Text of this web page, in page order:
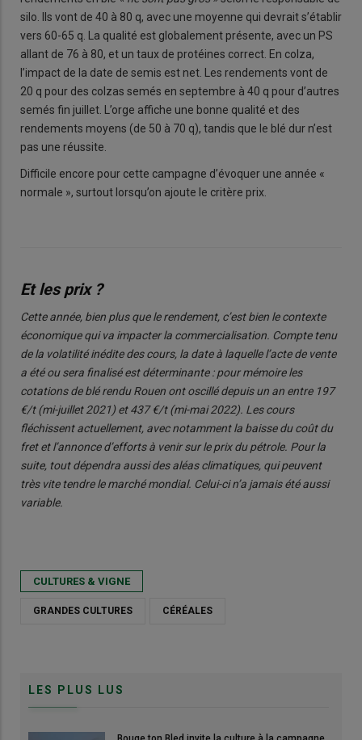
silo. Ils vont de 40 à 80 q, avec une moyenne qui devrait s’établir
vers 60-65 q. La qualité est globalement présente, avec un PS
allant de 76 à 80, et un taux de protéines correct. En colza,
l’impact de la date de semis est net. Les rendements vont de
20 q pour des colzas semés en septembre à 40 q pour d’autres
semés fin juillet. L’orge affiche une bonne qualité et des
rendements moyens (de 50 à 70 q), tandis que le blé dur n’est
pas une réussite.
Difficile encore pour cette campagne d’évoquer une année «
normale », surtout lorsqu’on ajoute le critère prix.
Et les prix ?
Cette année, bien plus que le rendement, c’est bien le contexte
économique qui va impacter la commercialisation. Compte tenu
de la volatilité inédite des cours, la date à laquelle l’acte de vente
a été ou sera finalisé est déterminante : pour mémoire les
cotations de blé rendu Rouen ont oscillé depuis un an entre 197
€/t (mi-juillet 2021) et 437 €/t (mi-mai 2022). Les cours
fléchissent actuellement, avec notamment la baisse du coût du
fret et l’annonce d’efforts à venir sur le prix du pétrole. Pour la
suite, tout dépendra aussi des aléas climatiques, qui peuvent
très vite tendre le marché mondial. Celui-ci n’a jamais été aussi
variable.
CULTURES & VIGNE
GRANDES CULTURES CÉRÉALES
LES PLUS LUS